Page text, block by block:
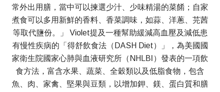
常外出用膳，當中可以揀選少汁、少味精湯的菜餚；自家
煮食可以多用新鮮的香料、香菜調味，如蒜、洋蔥、芫茜
等取代鹽份。」 Violet提及一種幫助緩減高血壓及減低患
有慢性疾病的「得舒飲食法（DASH Diet）」，為美國國
家衛生院國家心肺與血液研究所（NHLBI）發表的一項飲
食方法，富含水果、蔬菜、全穀類以及低脂食物，包含
魚、肉、家禽、堅果與豆類，以增加鉀、鎂、蛋白質和膳